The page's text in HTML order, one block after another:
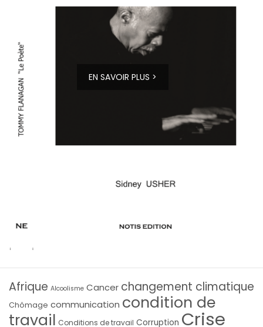
EN SAVOIR PLUS >
Afrique Alcoolisme Cancer changement climatique
Chômage communication condition de
travail Conditions de travail Corruption Crise